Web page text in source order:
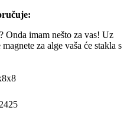
Onda imam nešto za vas! Uz
za alge vaša će stakla s